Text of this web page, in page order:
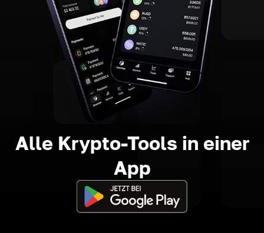
Alle Krypto-Tools in einer
App